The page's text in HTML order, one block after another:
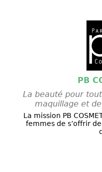
PB
La beauté pour
maquillage et
La mission PB
femmes de s’offrir